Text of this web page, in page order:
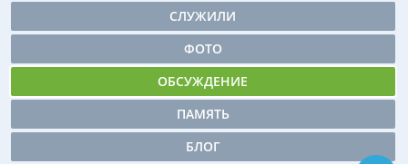
СЛУЖИЛИ
ФОТО
ОБСУЖДЕНИЕ
ПАМЯТЬ
БЛОГ